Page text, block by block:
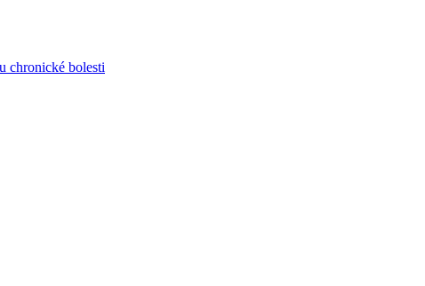
chronické bolesti